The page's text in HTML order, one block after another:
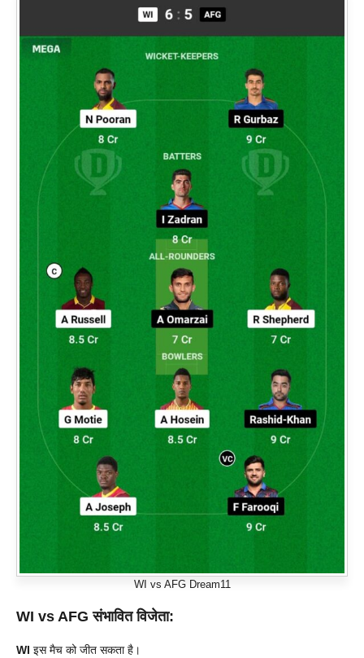
WI vs AFG Dream11
WI vs AFG संभावित विजेता:
WI इस मैच को जीत सकता है।